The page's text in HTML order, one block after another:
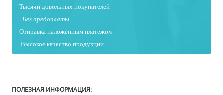
Тысячи довольных покупателей
Без предоплаты
Отправка наложенным платежом
Высокое качество продукции
ПОЛЕЗНАЯ ИНФОРМАЦИЯ: